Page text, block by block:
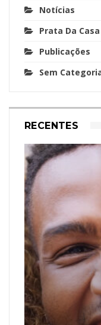
Notícias
Prata Da Casa
Publicações
Sem
RECENTES